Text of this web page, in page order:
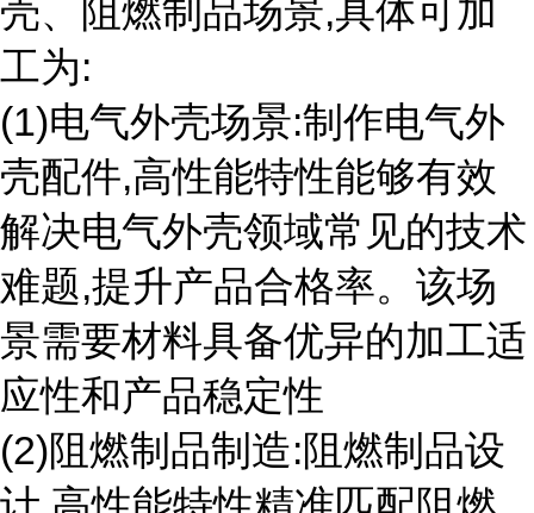
壳、阻燃制品场景,具体可加
工为:
(1)电气外壳场景:制作电气外
壳配件,高性能特性能够有效
解决电气外壳领域常见的技术
难题,提升产品合格率。该场
景需要材料具备优异的加工适
应性和产品稳定性
(2)阻燃制品制造:阻燃制品设